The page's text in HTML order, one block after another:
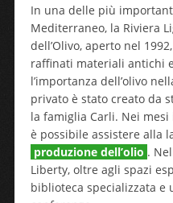
In una delle più
Mediterraneo, la Riviera
dell’Olivo, aperto nel
raffinati materiali antichi
l’importanza dell’olivo
privato è stato creato da
la famiglia Carli. Nei
è possibile assistere alla
produzione dell’olio .
Liberty, oltre agli spazi
biblioteca specializzata e